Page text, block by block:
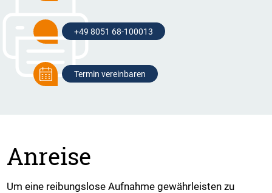
+49 8051 68-100013
Termin vereinbaren
Anreise
Um eine reibungslose Aufnahme gewährleisten zu